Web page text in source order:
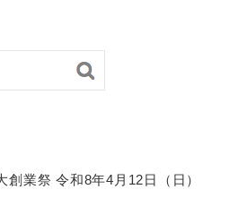
創業祭 令和8年4月12日（日）